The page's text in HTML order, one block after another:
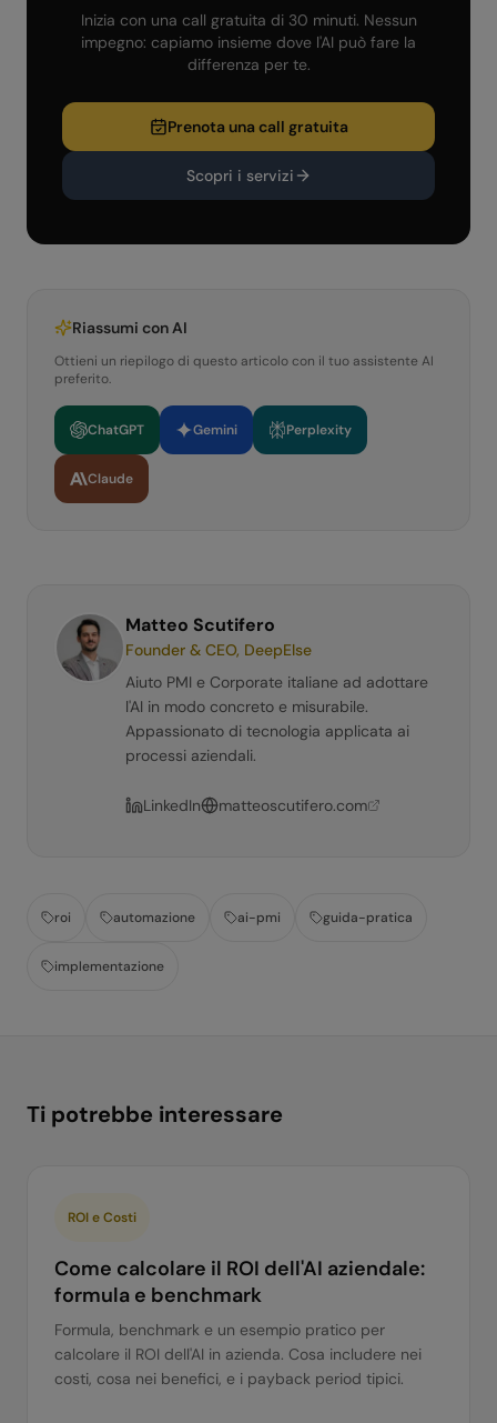
Inizia con una call gratuita di 30 minuti. Nessun
impegno: capiamo insieme dove l'AI può fare la
differenza per te.
Prenota una call gratuita
Scopri i servizi
Riassumi con AI
Ottieni un riepilogo di questo articolo con il tuo assistente AI
preferito.
ChatGPT Gemini Perplexity
Claude
Matteo Scutifero
Founder & CEO, DeepElse
Aiuto PMI e Corporate italiane ad adottare
l'AI in modo concreto e misurabile.
Appassionato di tecnologia applicata ai
processi aziendali.
LinkedIn matteoscutifero.com
roi automazione ai-pmi guida-pratica
implementazione
Ti potrebbe interessare
ROI e Costi
Come calcolare il ROI dell'AI aziendale:
formula e benchmark
Formula, benchmark e un esempio pratico per
calcolare il ROI dell'AI in azienda. Cosa includere nei
costi, cosa nei benefici, e i payback period tipici.